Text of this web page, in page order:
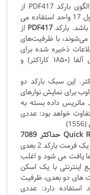
از
چهار نوار و فاصله در الگویی به طول 17 واحد استفاده می
PDF417 از
می‌شوند، با ظرفیت‌های
ذخیره‌ شده برای
مثال عددی (۲۱۷۰ کاراکتر)، عددی آلفا (۱۸۵۰ کاراکتر) و
حداکثر 3116 کاراکتر. این سبک بارکد دو
برای نمایش نوارهای
داده بسته به
خواهد بود: عددی
Quick
حداکثر 7089
این یک فرمت بارکد 2 بعدی
یافت می شود و اغلب
اینترنتی با یک اسکن
های دو بعدی، ظرفیت
استفاده دارد: عددی